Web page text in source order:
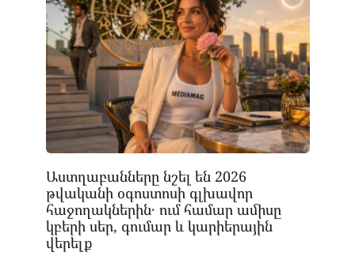
Աստղաբանները նշել են 2026
թվականի օգոստոսի գլխավոր
հաջողակներին․ ում համար ամիսը
կբերի սեր, գումար և կարիերային
վերելք